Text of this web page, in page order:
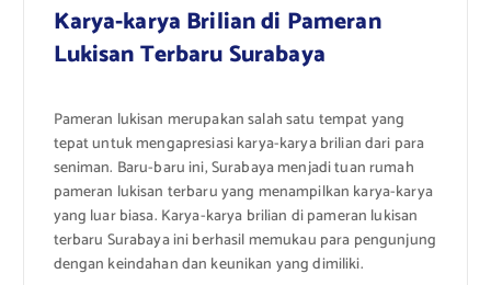
Karya-karya Brilian di Pameran
Lukisan Terbaru Surabaya
Pameran lukisan merupakan salah satu tempat yang
tepat untuk mengapresiasi karya-karya brilian dari para
seniman. Baru-baru ini, Surabaya menjadi tuan rumah
pameran lukisan terbaru yang menampilkan karya-karya
yang luar biasa. Karya-karya brilian di pameran lukisan
terbaru Surabaya ini berhasil memukau para pengunjung
dengan keindahan dan keunikan yang dimiliki.